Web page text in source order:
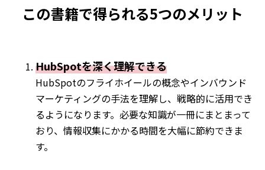
この書籍で得られる5つのメリット
HubSpotを深く理解できる
HubSpotのフライホイールの概念やインバウンド
マーケティングの手法を理解し、戦略的に活用でき
るようになります。必要な知識が一冊にまとまって
おり、情報収集にかかる時間を大幅に節約できま
す。